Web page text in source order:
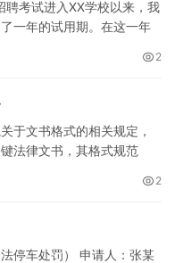
考试进入XX学校以来，我
一年的试用期。在这一年
2
于文书格式的相关规定，
法律文书，其格式规范
2
停车处罚） 申请人：张某